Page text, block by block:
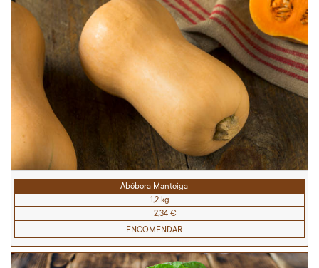
Abóbora Manteiga
1,2 kg
2,34 €
ENCOMENDAR